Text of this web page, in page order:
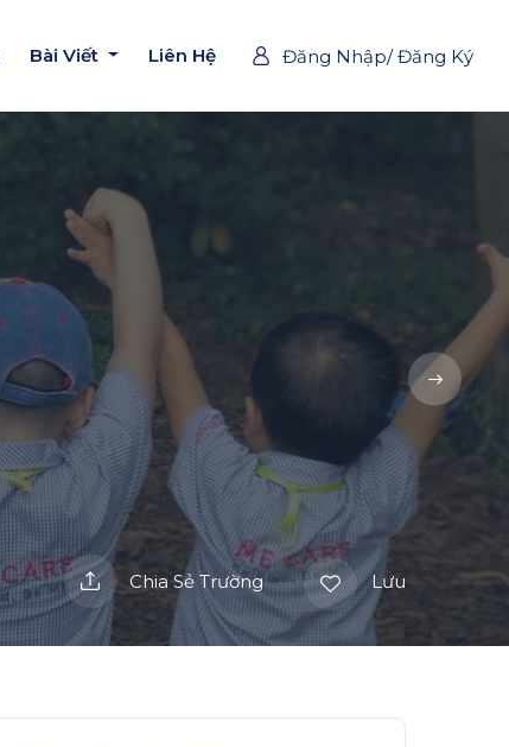
Bài Viết Liên Hệ Đăng Nhập/ Đăng Ký
Chia Sẻ Trường Lưu